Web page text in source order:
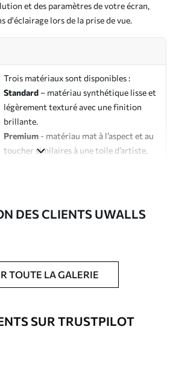
et des paramètres de votre écran,
d'éclairage lors de la prise de vue.
Trois matériaux sont disponibles :
Standard – matériau synthétique lisse et
légèrement texturé avec une finition
brillante.
Premium - matériau mat à l’aspect et au
toucher similaires à une toile d’artiste.
Possibilité d'ajouter un vernis
protecteur pour renforcer la durabilité
du tableau.
DES CLIENTS UWALLS
TOUTE LA GALERIE
SUR TRUSTPILOT